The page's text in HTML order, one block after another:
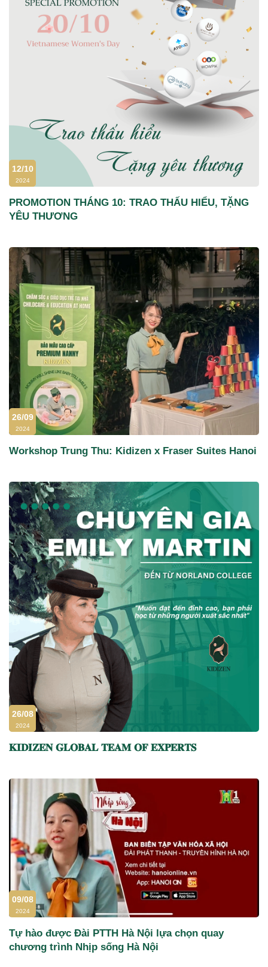
12/10
2024
PROMOTION THÁNG 10: TRAO THẤU HIỂU, TẶNG
YÊU THƯƠNG
26/09
2024
Workshop Trung Thu: Kidizen x Fraser Suites Hanoi
26/08
2024
𝐊𝐈𝐃𝐈𝐙𝐄𝐍 𝐆𝐋𝐎𝐁𝐀𝐋 𝐓𝐄𝐀𝐌 𝐎𝐅 𝐄𝐗𝐏𝐄𝐑𝐓𝐒
09/08
2024
Tự hào được Đài PTTH Hà Nội lựa chọn quay
chương trình Nhịp sống Hà Nội